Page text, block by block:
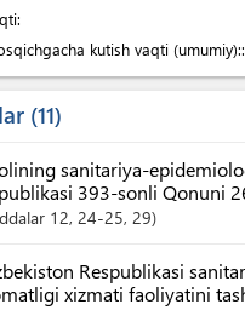
kutish vaqti (umumiy)::
11
sanitariya-
393-sonli Qonuni
12, 24-25, 29
Respublikasi
xizmati faoliyatini